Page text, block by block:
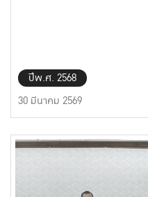
ปีพ.ศ. 2568
30 มีนาคม 2569